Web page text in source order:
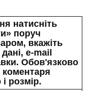
натисніть
поруч
вкажіть
e-mail
Обов'язково
коментаря
розмір.